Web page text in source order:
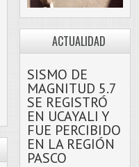
ACTUALIDAD
SISMO DE
MAGNITUD 5.7
SE REGISTRÓ
EN UCAYALI Y
FUE PERCIBIDO
EN LA REGIÓN
PASCO